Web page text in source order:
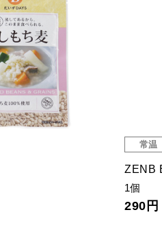
常温
ZENB
1個
290円